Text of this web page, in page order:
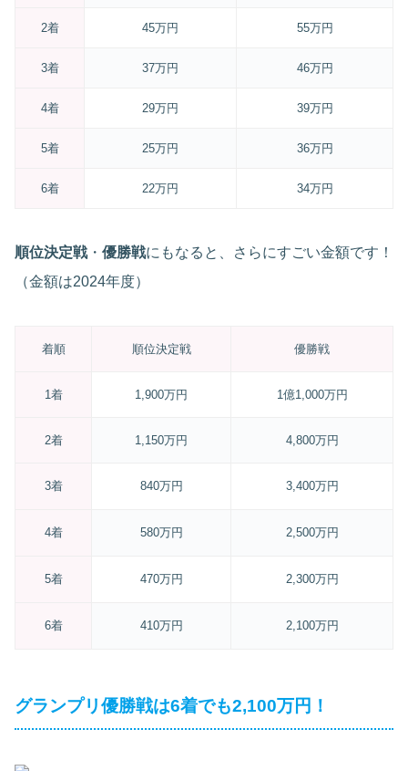
2着 45万円 55万円
3着 37万円 46万円
4着 29万円 39万円
5着 25万円 36万円
6着 22万円 34万円
順位決定戦・ 優勝戦にもなると、さらにすごい金額です！
（金額は2024年度）
着順 順位決定戦 優勝戦
1着 1,900万円 1億1,000万円
2着 1,150万円 4,800万円
3着 840万円 3,400万円
4着 580万円 2,500万円
5着 470万円 2,300万円
6着 410万円 2,100万円
グランプリ優勝戦は6着でも2,100万円！